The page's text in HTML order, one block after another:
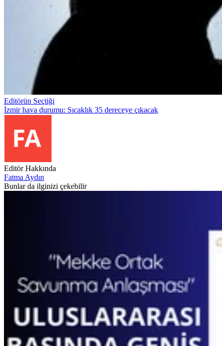
Editörün Seçtiği
İzmir hava durumu: Sıcaklık 35 dereceye çıkacak
Editör Hakkında
Fatma Aydın
Bunlar da ilginizi çekebilir